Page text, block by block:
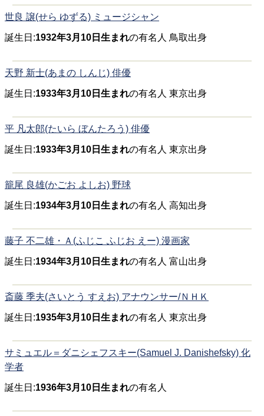
世良 譲(せら ゆずる) ミュージシャン
誕生日:1932年3月10日生まれの有名人 鳥取出身
天野 新士(あまの しんじ) 俳優
誕生日:1933年3月10日生まれの有名人 東京出身
平 凡太郎(たいら ぼんたろう) 俳優
誕生日:1933年3月10日生まれの有名人 東京出身
籠尾 良雄(かごお よしお) 野球
誕生日:1934年3月10日生まれの有名人 高知出身
藤子 不二雄・Ａ(ふじこ ふじお えー) 漫画家
誕生日:1934年3月10日生まれの有名人 富山出身
斎藤 季夫(さいとう すえお) アナウンサー/ＮＨＫ
誕生日:1935年3月10日生まれの有名人 東京出身
サミュエル＝ダニシェフスキー(Samuel J. Danishefsky) 化
学者
誕生日:1936年3月10日生まれの有名人